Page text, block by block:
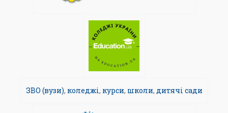
ЗВО (вузи), коледжі, курси, школи, дитячі сади